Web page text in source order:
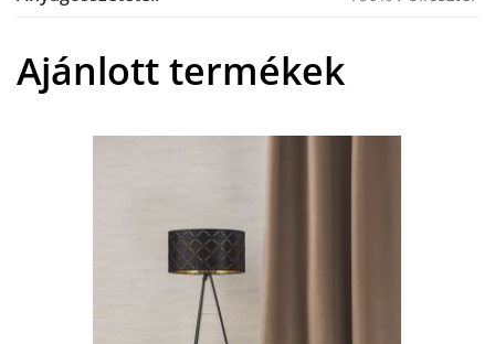
Ajánlott termékek